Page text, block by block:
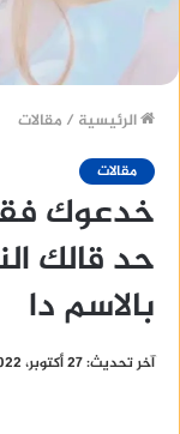
الرئيسية / مقالات
مقالات
خدعوك
حد قالك
بالاسم دا
آخر تحديث: 27 أكتوبر، 2022